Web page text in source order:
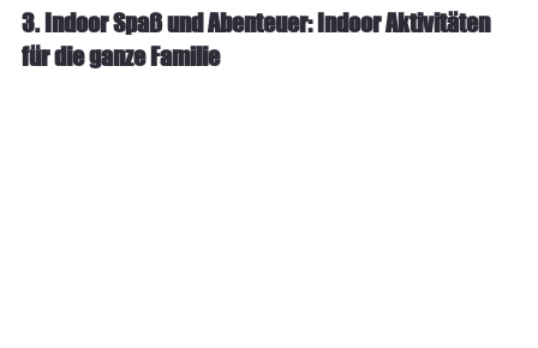
3. Indoor Spaß und Abenteuer: Indoor Aktivitäten
für die ganze Familie